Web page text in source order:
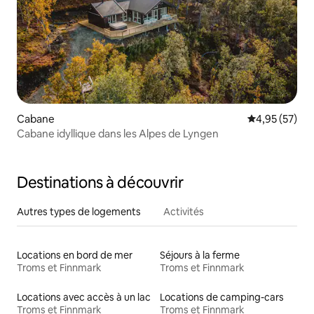
Cabane Évaluation
4,95 (57)
Cabane idyllique dans les Alpes de Lyngen
Destinations à découvrir
Autres types de logements Activités
Locations en bord de mer
Troms et Finnmark
Séjours à la ferme
Troms et Finnmark
Locations avec accès à un lac
Troms et Finnmark
Locations de camping-cars
Troms et Finnmark